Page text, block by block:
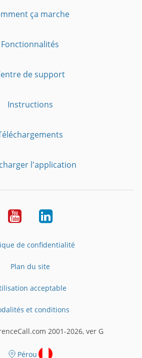
ça marche
Fonctionnalités
de support
Instructions
l'application
YouTubeLinkedIn
de confidentialité
Plan du site
acceptable
et conditions
2001-2026, ver G
Pérou